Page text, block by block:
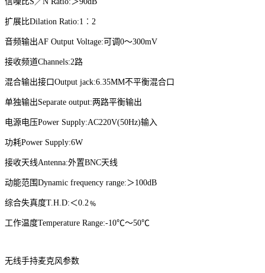
扩展比Dilation Ratio:1︰2
音频输出AF Output Voltage:可调0～300mV
接收频道Channels:2路
混合输出接口Output jack:6.35MM不平衡混合口
单独输出Separate output:两路平衡输出
电源电压Power Supply:AC220V(50Hz)输入
功耗Power Supply:6W
接收天线Antenna:外置BNC天线
动能范围 Dynamic frequency range:＞100dB
综合失真度T.H.D:＜0.2﹪
工作温度Temperature Range:-10℃～50℃
无线手持麦克风参数